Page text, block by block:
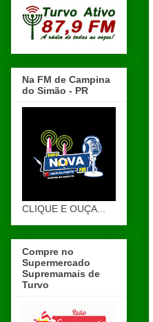
Na FM de Campina
do Simão - PR
CLIQUE E OUÇA...
Compre no
Supermercado
Supremamais de
Turvo